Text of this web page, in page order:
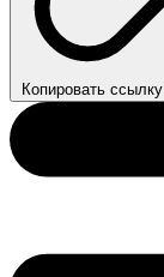
Копировать ссылку